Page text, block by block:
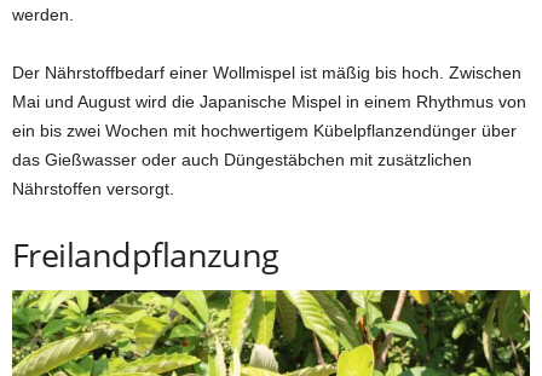
werden.
Der Nährstoffbedarf einer Wollmispel ist mäßig bis hoch. Zwischen
Mai und August wird die Japanische Mispel in einem Rhythmus von
ein bis zwei Wochen mit hochwertigem Kübelpflanzendünger über
das Gießwasser oder auch Düngestäbchen mit zusätzlichen
Nährstoffen versorgt.
Freilandpflanzung